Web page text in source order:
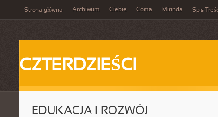
Strona główna Archiwum Ciebie Coma Mirinda Spis
CZTERDZIEŚCI
EDUKACJA I ROZWÓJ